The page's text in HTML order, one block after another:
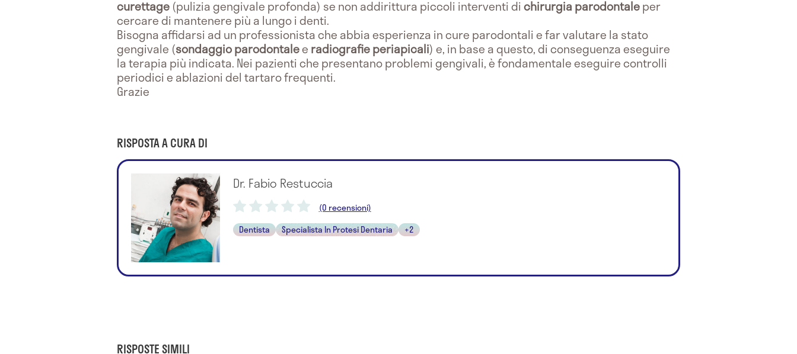
curettage (pulizia gengivale profonda) se non addirittura piccoli interventi dichirurgia parodontaleper
cercare di mantenere più a lungo i denti.
Bisogna affidarsi ad un professionista che abbia esperienza in cure parodontali e far valutare la stato
gengivale (sondaggio parodontalee radiografie periapicali) e, in base a questo, di conseguenza eseguire
la terapia più indicata. Nei pazienti che presentano problemi gengivali, è fondamentale eseguire controlli
periodici e ablazioni del tartaro frequenti.
Grazie
RISPOSTA A CURA DI
Dr. Fabio Restuccia
(0 recensioni)
Dentista
Specialista In Protesi Dentaria +2
RISPOSTE SIMILI